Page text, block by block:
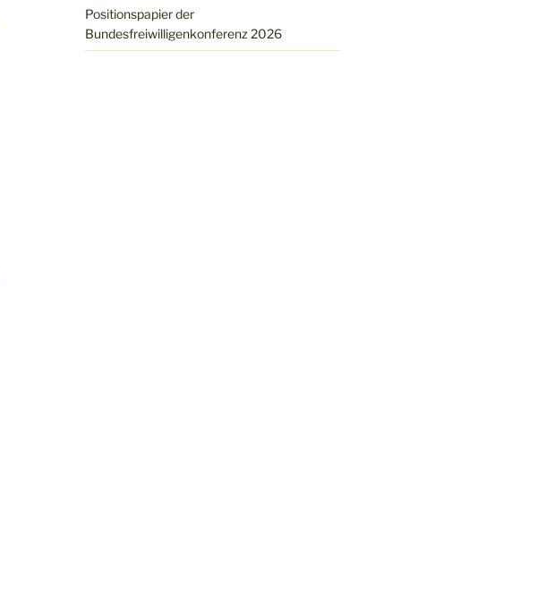
Positionspapier der
Bundesfreiwilligenkonferenz 2026